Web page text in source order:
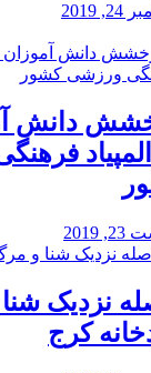
2019
دانش
2019
نزدیک
کرج